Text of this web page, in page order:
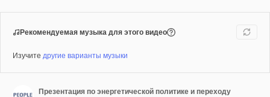
Рекомендуемая музыка для этого видео
Изучите другие варианты музыки
Презентация по энергетической политике и переходу